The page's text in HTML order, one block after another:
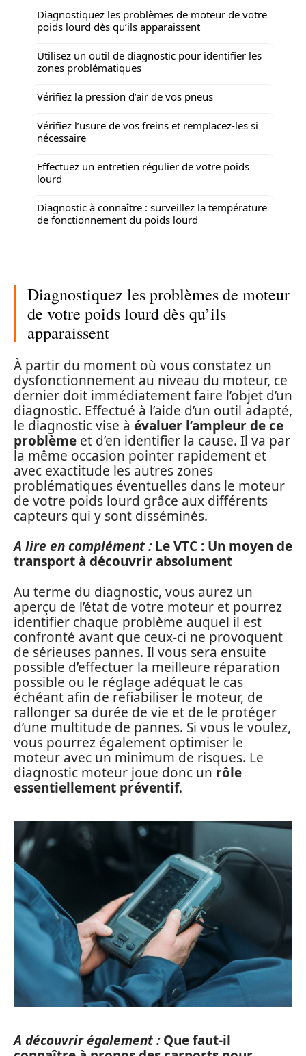
Diagnostiquez les problèmes de moteur de votre
poids lourd dès qu’ils apparaissent
Utilisez un outil de diagnostic pour identifier les
zones problématiques
Vérifiez la pression d’air de vos pneus
Vérifiez l’usure de vos freins et remplacez-les si
nécessaire
Effectuez un entretien régulier de votre poids
lourd
Diagnostic à connaître : surveillez la température
de fonctionnement du poids lourd
Diagnostiquez les problèmes de moteur
de votre poids lourd dès qu’ils
apparaissent
À partir du moment où vous constatez un
dysfonctionnement au niveau du moteur, ce
dernier doit immédiatement faire l’objet d’un
diagnostic. Effectué à l’aide d’un outil adapté,
le diagnostic vise à évaluer l’ampleur de ce
problème et d’en identifier la cause. Il va par
la même occasion pointer rapidement et
avec exactitude les autres zones
problématiques éventuelles dans le moteur
de votre poids lourd grâce aux différents
capteurs qui y sont disséminés.
A lire en complément : Le VTC : Un moyen de
transport à découvrir absolument
Au terme du diagnostic, vous aurez un
aperçu de l’état de votre moteur et pourrez
identifier chaque problème auquel il est
confronté avant que ceux-ci ne provoquent
de sérieuses pannes. Il vous sera ensuite
possible d’effectuer la meilleure réparation
possible ou le réglage adéquat le cas
échéant afin de refiabiliser le moteur, de
rallonger sa durée de vie et de le protéger
d’une multitude de pannes. Si vous le voulez,
vous pourrez également optimiser le
moteur avec un minimum de risques. Le
diagnostic moteur joue donc un rôle
essentiellement préventif.
A découvrir également : Que faut-il